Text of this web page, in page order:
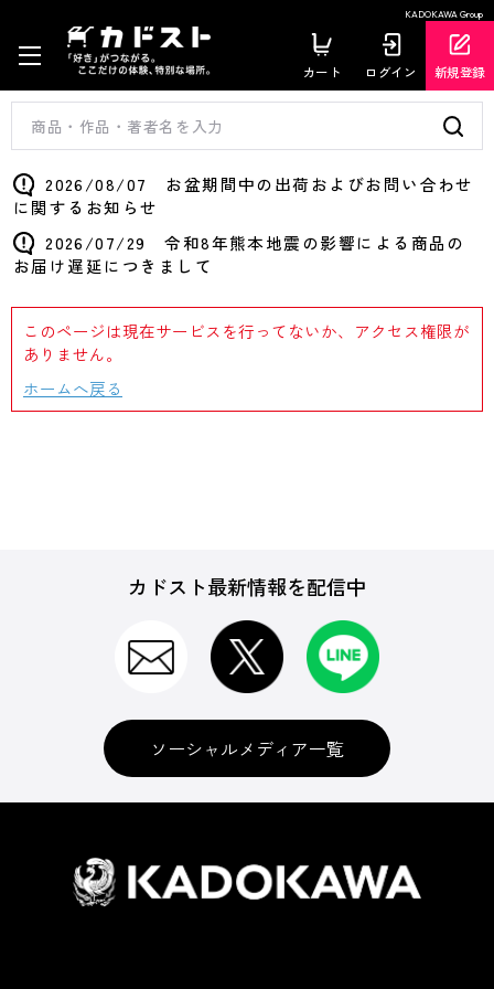
KADOKAWA Group
カート ログイン 新規登録
2026/08/07 お盆期間中の出荷およびお問い合わせ
に関するお知らせ
2026/07/29 令和8年熊本地震の影響による商品の
お届け遅延につきまして
このページは現在サービスを行ってないか、アクセス権限が
ありません。
ホームへ戻る
カドスト最新情報を配信中
ソーシャルメディア一覧